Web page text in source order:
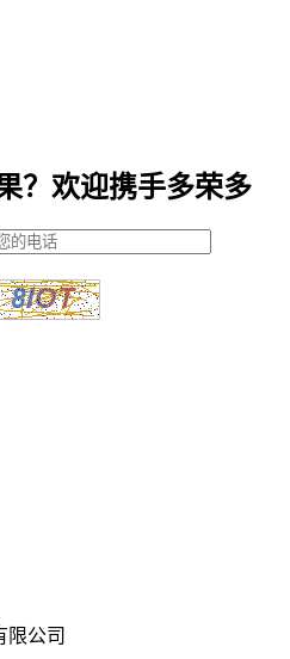
？欢迎携手多荣多
限公司